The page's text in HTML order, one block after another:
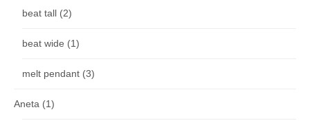
beat tall (2)
beat wide (1)
melt pendant (3)
Aneta (1)